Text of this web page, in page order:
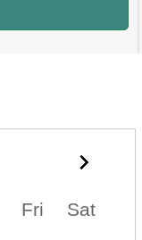
Fri Sat